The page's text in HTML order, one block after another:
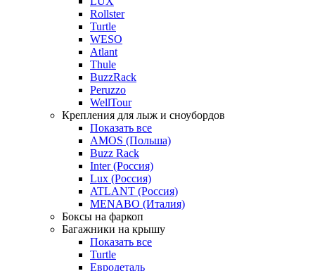
Rollster
Turtle
WESO
Atlant
Thule
BuzzRack
Peruzzo
WellTour
Крепления для лыж и сноубордов
Показать все
AMOS (Польша)
Buzz Rack
Inter (Россия)
Lux (Россия)
ATLANT (Россия)
MENABO (Италия)
Боксы на фаркоп
Багажники на крышу
Показать все
Turtle
Евродеталь